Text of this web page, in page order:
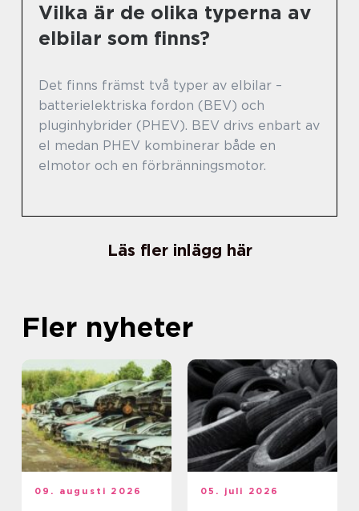
Vilka är de olika typerna av
elbilar som finns?
Det finns främst två typer av elbilar –
batterielektriska fordon (BEV) och
pluginhybrider (PHEV). BEV drivs enbart av
el medan PHEV kombinerar både en
elmotor och en förbränningsmotor.
Läs fler inlägg här
Fler nyheter
09. augusti 2026 05. juli 2026